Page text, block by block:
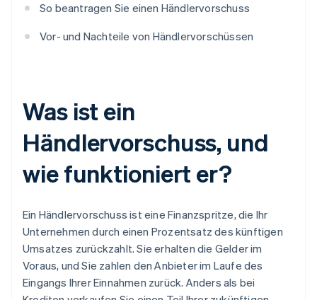
So beantragen Sie einen Händlervorschuss
Vor- und Nachteile von Händlervorschüssen
Was ist ein
Händlervorschuss, und
wie funktioniert er?
Ein Händlervorschuss ist eine Finanzspritze, die Ihr
Unternehmen durch einen Prozentsatz des künftigen
Umsatzes zurückzahlt. Sie erhalten die Gelder im
Voraus, und Sie zahlen den Anbieter im Laufe des
Eingangs Ihrer Einnahmen zurück. Anders als bei